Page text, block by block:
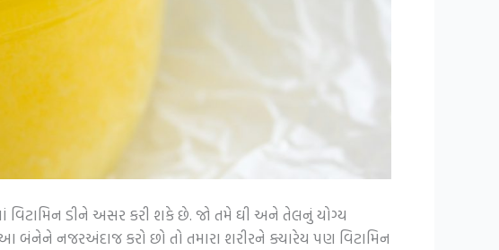
ડીને અસર કરી શકે છે. જો તમે ઘી અને તેલનું યોગ્ય
બંનેને નજરઅંદાજ કરો છો તો તમારા શરીરને ક્યારેય પણ વિટામિન